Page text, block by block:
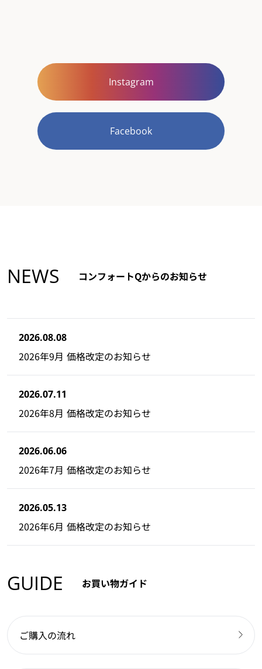
Instagram
Facebook
NEWS コンフォートQからのお知らせ
2026.08.08
2026年9月 価格改定のお知らせ
2026.07.11
2026年8月 価格改定のお知らせ
2026.06.06
2026年7月 価格改定のお知らせ
2026.05.13
2026年6月 価格改定のお知らせ
GUIDE お買い物ガイド
ご購入の流れ